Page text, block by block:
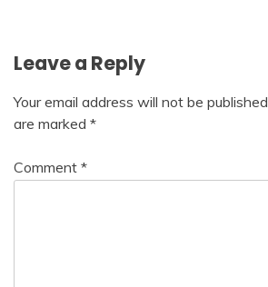
Leave a Reply
Your email address will not be published.
are marked *
Comment *